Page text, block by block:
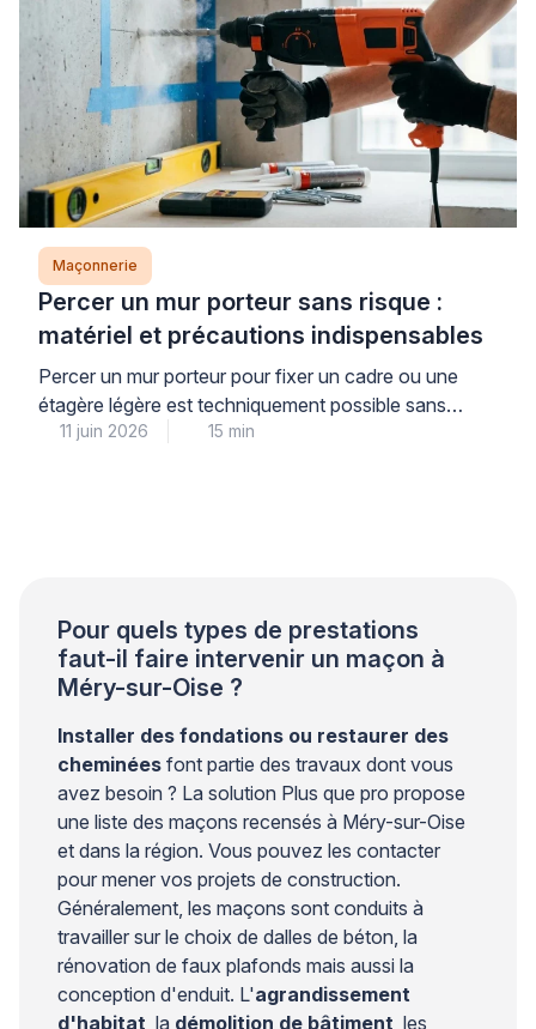
dalle et l’origine du trou, car cette […]
Maçonnerie
Percer un mur porteur sans risque :
matériel et précautions indispensables
Percer un mur porteur pour fixer un cadre ou une
étagère légère est techniquement possible sans
risque structurel, à condition de respecter
11 juin 2026 15 min
Pour quels types de prestations
faut-il faire intervenir un maçon à
Méry-sur-Oise ?
Installer des fondations ou restaurer des
cheminées font partie des travaux dont vous
avez besoin ? La solution Plus que pro propose
une liste des maçons recensés à Méry-sur-Oise
et dans la région. Vous pouvez les contacter
pour mener vos projets de construction.
Généralement, les maçons sont conduits à
travailler sur le choix de dalles de béton, la
rénovation de faux plafonds mais aussi la
conception d'enduit. L'agrandissement
d'habitat , la démolition de bâtiment , les